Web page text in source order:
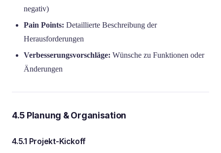
negativ)
Pain Points: Detaillierte Beschreibung der
Herausforderungen
Verbesserungsvorschläge: Wünsche zu Funktionen oder
Änderungen
4.5 Planung & Organisation
4.5.1 Projekt-Kickoff